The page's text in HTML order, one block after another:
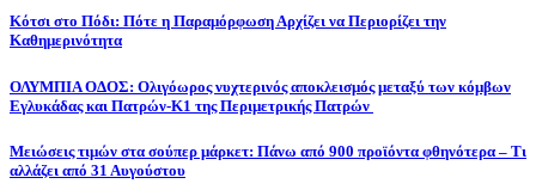
Κότσι στο Πόδι: Πότε η Παραμόρφωση Αρχίζει να Περιορίζει την
Καθημερινότητα
ΟΛΥΜΠΙΑ ΟΔΟΣ: Ολιγόωρος νυχτερινός αποκλεισμός μεταξύ των κόμβων
Εγλυκάδας και Πατρών-Κ1 της Περιμετρικής Πατρών
Μειώσεις τιμών στα σούπερ μάρκετ: Πάνω από 900 προϊόντα φθηνότερα – Τι
αλλάζει από 31 Αυγούστου